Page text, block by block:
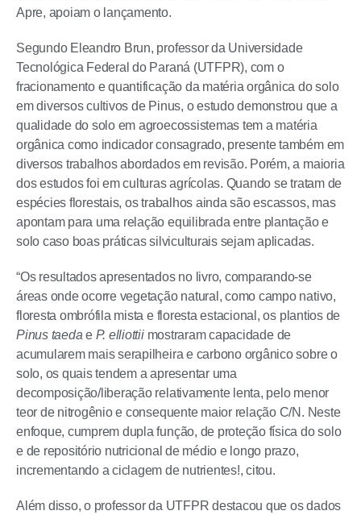
Apre, apoiam o lançamento.
Segundo Eleandro Brun, professor da Universidade
Tecnológica Federal do Paraná (UTFPR), com o
fracionamento e quantificação da matéria orgânica do solo
em diversos cultivos de Pinus, o estudo demonstrou que a
qualidade do solo em agroecossistemas tem a matéria
orgânica como indicador consagrado, presente também em
diversos trabalhos abordados em revisão. Porém, a maioria
dos estudos foi em culturas agrícolas. Quando se tratam de
espécies florestais, os trabalhos ainda são escassos, mas
apontam para uma relação equilibrada entre plantação e
solo caso boas práticas silviculturais sejam aplicadas.
“Os resultados apresentados no livro, comparando-se
áreas onde ocorre vegetação natural, como campo nativo,
floresta ombrófila mista e floresta estacional, os plantios de
Pinus taeda e P. elliottiimostraram capacidade de
acumularem mais serapilheira e carbono orgânico sobre o
solo, os quais tendem a apresentar uma
decomposição/liberação relativamente lenta, pelo menor
teor de nitrogênio e consequente maior relação C/N. Neste
enfoque, cumprem dupla função, de proteção física do solo
e de repositório nutricional de médio e longo prazo,
incrementando a ciclagem de nutrientes!, citou.
Além disso, o professor da UTFPR destacou que os dados